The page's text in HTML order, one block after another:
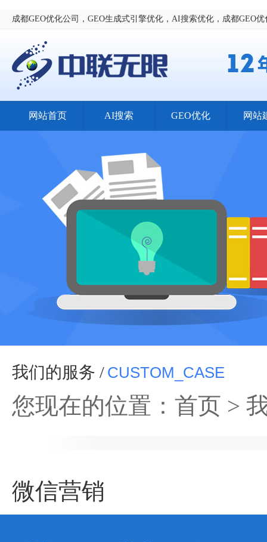
成都GEO优化公司，GEO生成式引擎优化，AI搜索优化，成都GEO
网站首页 AI搜索 GEO优化 网站
我们的服务 / CUSTOM_CASE
您现在的位置： 首页 >
微信营销